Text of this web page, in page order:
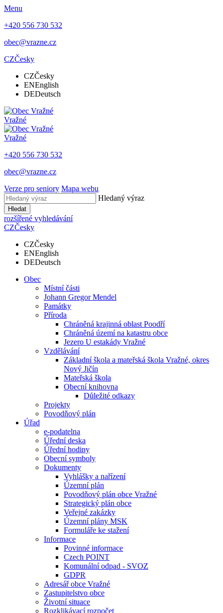
Menu
+420 556 730 532
obec@vrazne.cz
CZČesky
CZČesky
ENEnglish
DEDeutsch
Vražné
Vražné
+420 556 730 532
obec@vrazne.cz
Verze pro seniory Mapa webu
Hledaný výraz
Hledat
rozšířené vyhledávání
CZČesky
CZČesky
ENEnglish
DEDeutsch
Obec
Místní části
Johann Gregor Mendel
Památky
Příroda
Chráněná krajinná oblast Poodří
Chráněná území na katastru obce
Jezero U estakády Vražné
Vzdělávání
Základní škola a mateřská škola Vražné, okres
Nový Jičín
Mateřská škola
Obecní knihovna
Důležité odkazy
Projekty
Povodňový plán
Úřad
e-podatelna
Úřední deska
Úřední hodiny
Obecní symboly
Dokumenty
Vyhlášky a nařízení
Územní plán
Povodňový plán obce Vražné
Strategický plán obce
Veřejné zakázky
Územní plány MSK
Formuláře ke stažení
Informace
Povinné informace
Czech POINT
Komunální odpad - SVOZ
GDPR
Adresář obce Vražné
Zastupitelstvo obce
Životní situace
Rozklikávací rozpočet